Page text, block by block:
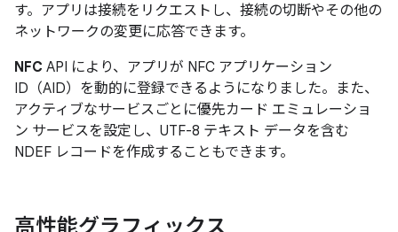
す。アプリは接続をリクエストし、接続の切断やその他の
ネットワークの変更に応答できます。
NFC API により、アプリが NFC アプリケーション
ID（AID）を動的に登録できるようになりました。また、
アクティブなサービスごとに優先カード エミュレーショ
ン サービスを設定し、UTF-8 テキスト データを含む
NDEF レコードを作成することもできます。
高性能グラフィックス